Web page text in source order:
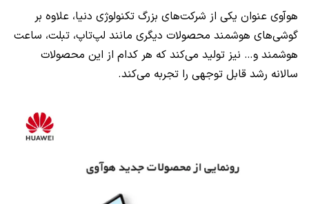
هوآوی ‌عنوان یکی از شرکت‌های بزرگ تکنولوژی دنیا، علاوه بر
گوشی‌های هوشمند محصولات دیگری مانند لپ‌تاپ، تبلت، ساعت
هوشمند و… نیز تولید می‌کند که هر کدام از این محصولات
سالانه رشد قابل توجهی را تجربه می‌کند.